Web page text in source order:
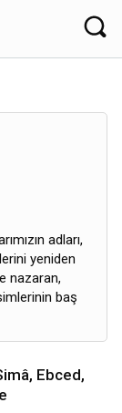
adları,
yeniden
nazaran,
baş
Ebced,